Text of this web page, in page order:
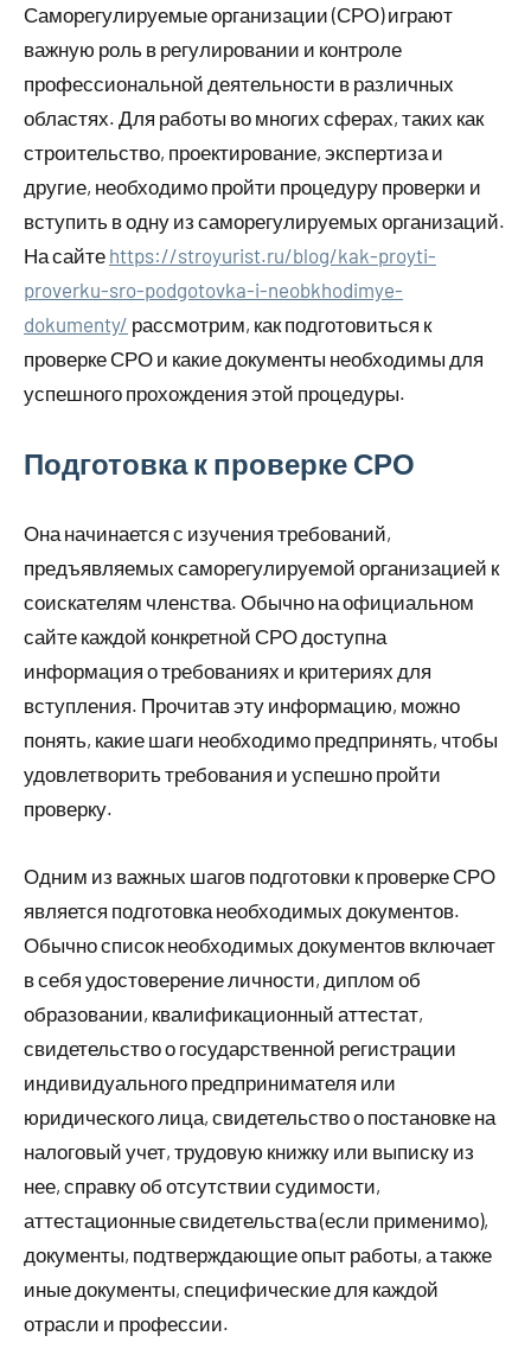
Саморегулируемые организации (СРО) играют
важную роль в регулировании и контроле
профессиональной деятельности в различных
областях. Для работы во многих сферах, таких как
строительство, проектирование, экспертиза и
другие, необходимо пройти процедуру проверки и
вступить в одну из саморегулируемых организаций.
На сайте https://stroyurist.ru/blog/kak-proyti-
proverku-sro-podgotovka-i-neobkhodimye-
dokumenty/ рассмотрим, как подготовиться к
проверке СРО и какие документы необходимы для
успешного прохождения этой процедуры.
Подготовка к проверке СРО
Она начинается с изучения требований,
предъявляемых саморегулируемой организацией к
соискателям членства. Обычно на официальном
сайте каждой конкретной СРО доступна
информация о требованиях и критериях для
вступления. Прочитав эту информацию, можно
понять, какие шаги необходимо предпринять, чтобы
удовлетворить требования и успешно пройти
проверку.
Одним из важных шагов подготовки к проверке СРО
является подготовка необходимых документов.
Обычно список необходимых документов включает
в себя удостоверение личности, диплом об
образовании, квалификационный аттестат,
свидетельство о государственной регистрации
индивидуального предпринимателя или
юридического лица, свидетельство о постановке на
налоговый учет, трудовую книжку или выписку из
нее, справку об отсутствии судимости,
аттестационные свидетельства (если применимо),
документы, подтверждающие опыт работы, а также
иные документы, специфические для каждой
отрасли и профессии.